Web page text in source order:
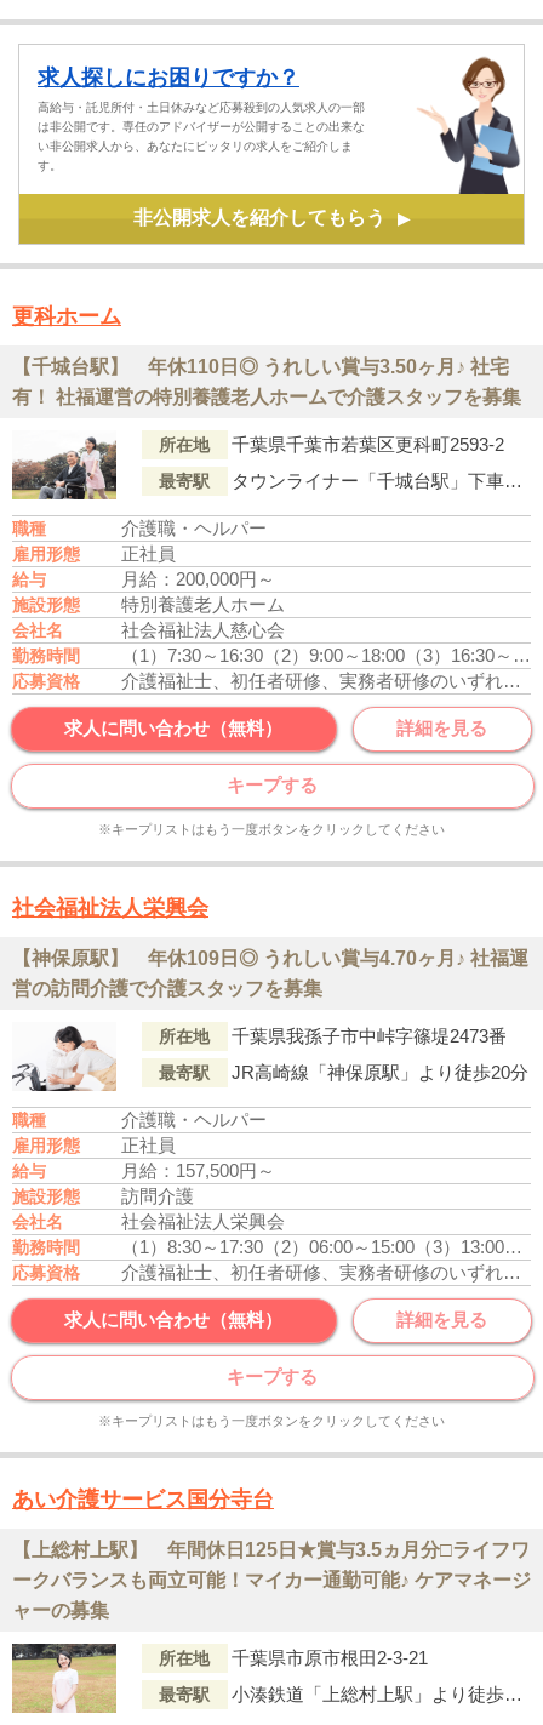
求人探しにお困りですか？
高給与・託児所付・土日休みなど応募殺到の人気求人の一部
は非公開です。専任のアドバイザーが公開することの出来な
い非公開求人から、あなたにピッタリの求人をご紹介しま
す。
非公開求人を紹介してもらう ▶
更科ホーム
【千城台駅】 年休110日◎ うれしい賞与3.50ヶ月♪ 社宅
有！ 社福運営の特別養護老人ホームで介護スタッフを募集
所在地 千葉県千葉市若葉区更科町2593-2
最寄駅 タウンライナー「千城台駅」下車からバス利用約30分、「総泉病院前」下車から徒歩3分
職種 介護職・ヘルパー
雇用形態 正社員
給与 月給：200,000円～
施設形態 特別養護老人ホーム
会社名 社会福祉法人慈心会
勤務時間 （1）7:30～16:30 （2）9:00～18:00 （3）16:30～9:00
応募資格 介護福祉士、初任者研修、実務者研修のいずれかの資格をお持ちの方
求人に問い合わせ（無料） 詳細を見る
キープする
※キープリストはもう一度ボタンをクリックしてください
社会福祉法人栄興会
【神保原駅】 年休109日◎ うれしい賞与4.70ヶ月♪ 社福運
営の訪問介護で介護スタッフを募集
所在地 千葉県我孫子市中峠字篠堤2473番
最寄駅 JR高崎線「神保原駅」より徒歩20分
職種 介護職・ヘルパー
雇用形態 正社員
給与 月給：157,500円～
施設形態 訪問介護
会社名 社会福祉法人栄興会
勤務時間 （1）8:30～17:30 （2）06:00～15:00 （3）13:00～22:00
応募資格 介護福祉士、初任者研修、実務者研修のいずれかの資格をお持ちの方
求人に問い合わせ（無料） 詳細を見る
キープする
※キープリストはもう一度ボタンをクリックしてください
あい介護サービス国分寺台
【上総村上駅】 年間休日125日★賞与3.5ヵ月分□ライフワ
ークバランスも両立可能！マイカー通勤可能♪ ケアマネージ
ャーの募集
所在地 千葉県市原市根田2-3-21
最寄駅 小湊鉄道「上総村上駅」より徒歩12分